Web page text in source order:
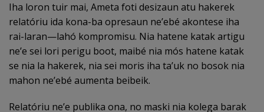
Iha loron tuir mai, Ameta foti desizaun atu hakerek
relatóriu ida kona-ba opresaun ne’ebé akontese iha
rai-laran—lahó kompromisu. Nia hatene katak artigu
ne’e sei lori perigu boot, maibé nia mós hatene katak
se nia la hakerek, nia sei moris iha ta’uk no bosok nia
mahon ne’ebé aumenta beibeik.
Relatóriu ne’e publika ona, no maski nia kolega barak